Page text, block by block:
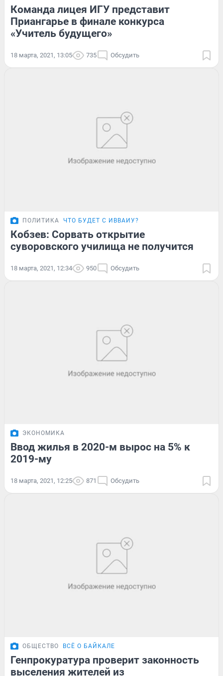
Команда лицея ИГУ представит
Приангарье в финале конкурса
«Учитель будущего»
18 марта, 2021, 13:05 735 Обсудить
ПОЛИТИКА ЧТО БУДЕТ С ИВВАИУ?
Кобзев: Сорвать открытие
суворовского училища не получится
18 марта, 2021, 12:34 950 Обсудить
ЭКОНОМИКА
Ввод жилья в 2020-м вырос на 5% к
2019-му
18 марта, 2021, 12:25 871 Обсудить
ОБЩЕСТВО ВСЁ О БАЙКАЛЕ
Генпрокуратура проверит законность
выселения жителей из